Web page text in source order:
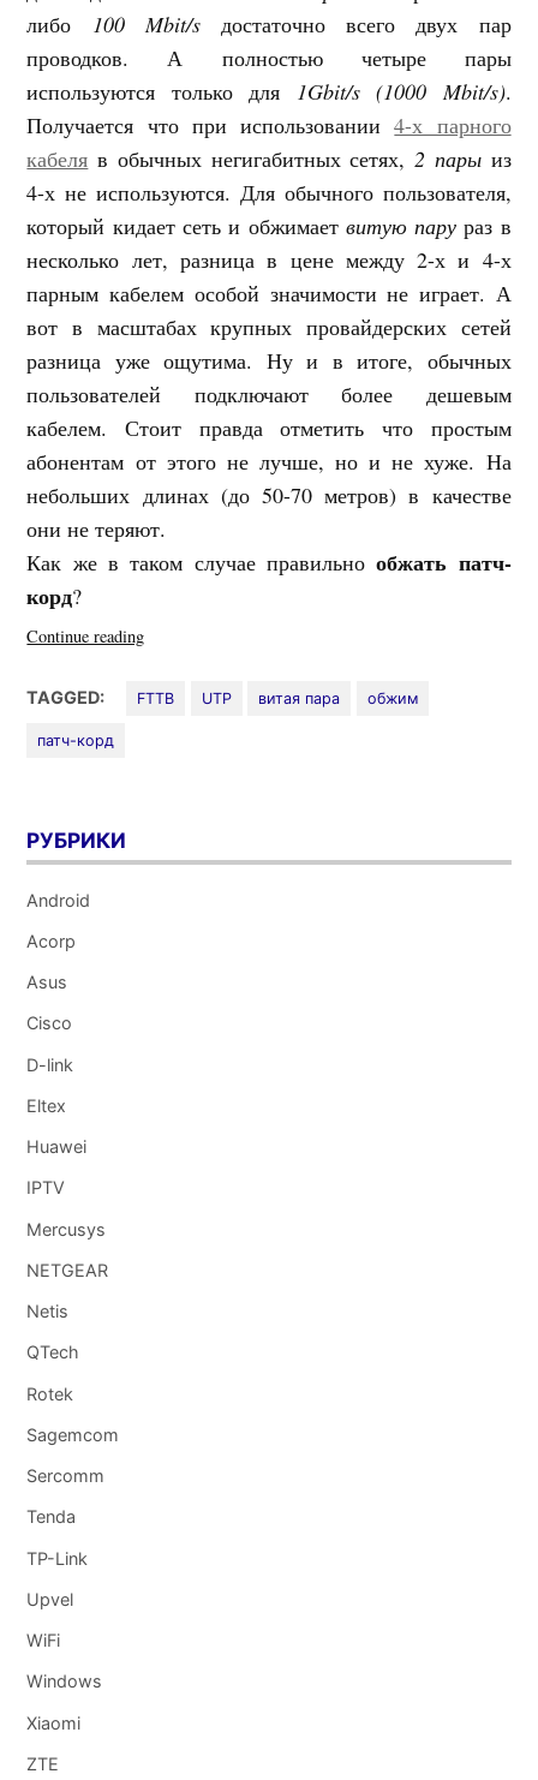
либо 100 Mbit/sдостаточно всего двух пар
проводков. А полностью четыре пары
используются только для 1Gbit/s (1000 Mbit/s).
Получается что при использовании4-х парного
кабеля в обычных негигабитных сетях,2 парыиз
4-х не используются. Для обычного пользователя,
который кидает сеть и обжимает витую пару раз в
несколько лет, разница в цене между 2-х и 4-х
парным кабелем особой значимости не играет. А
вот в масштабах крупных провайдерских сетей
разница уже ощутима. Ну и в итоге, обычных
пользователей подключают более дешевым
кабелем. Стоит правда отметить что простым
абонентам от этого не лучше, но и не хуже. На
небольших длинах (до 50-70 метров) в качестве
они не теряют.
Как же в таком случае правильнообжать патч-
корд?
Continue reading«Делаем
корд
TAGGED: FTTB UTP витая пара обжим
патч-корд
РУБРИКИ
Android
Acorp
Asus
Cisco
D-link
Eltex
Huawei
IPTV
Mercusys
NETGEAR
Netis
QTech
Rotek
Sagemcom
Sercomm
Tenda
TP-Link
Upvel
WiFi
Windows
Xiaomi
ZTE